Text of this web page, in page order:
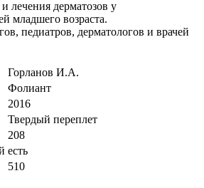
лечения дерматозов у
младшего возраста.
педиатров, дерматологов и врачей
Горланов И.А.
Фолиант
2016
Твердый переплет
208
есть
510